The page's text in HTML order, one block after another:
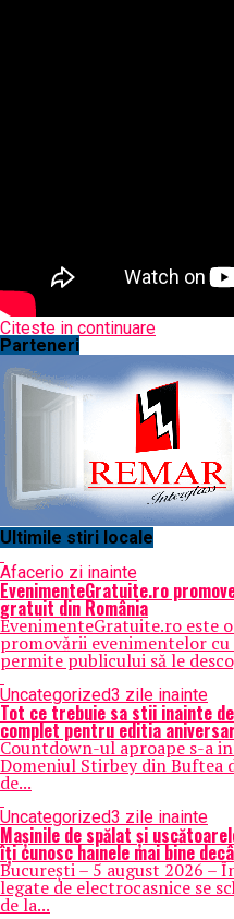
Citeste in continuare
Parteneri
Ultimile stiri locale
Afacerio zi inainte
EvenimenteGratuite.ro
gratuit din România
EvenimenteGratuite.ro este
promovării evenimentelor
permite publicului să le
Uncategorized3 zile inainte
Tot ce trebuie sa stii inainte
complet pentru editia
Countdown-ul aproape s-a
Domeniul Stirbey din Buftea
de...
Uncategorized3 zile inainte
Mașinile de spălat și
îți cunosc hainele mai bine
București – 5 august 2026 –
legate de electrocasnice se
de la...